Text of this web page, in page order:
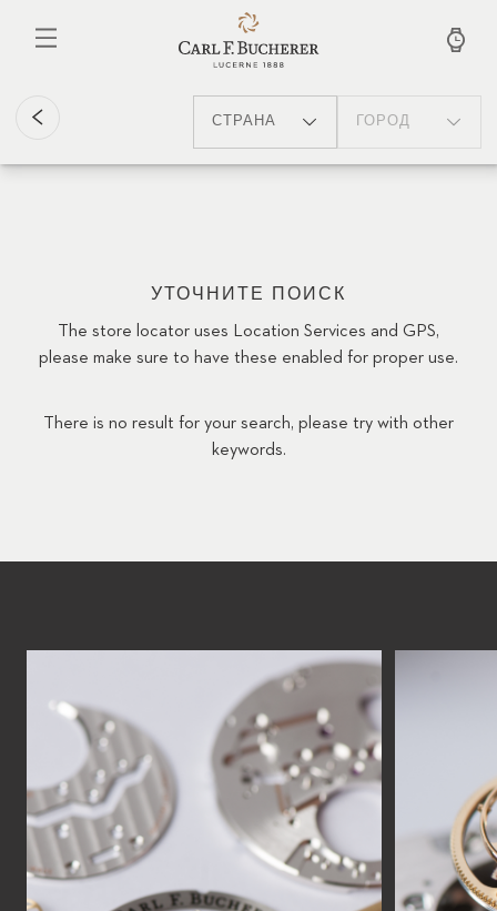
основному
СТРАНА ГОРОД
УТОЧНИТЕ ПОИСК
The store locator uses Location Services and GPS,
please make sure to have these enabled for proper use.
There is no result for your search, please try with other
keywords.